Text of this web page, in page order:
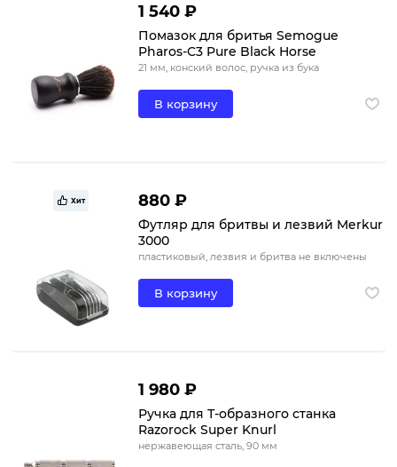
1 540 ₽
Помазок для бритья Semogue
Pharos-C3 Pure Black Horse
21 мм, конский волос, ручка из бука
В корзину
Хит 880 ₽
Футляр для бритвы и лезвий Merkur
3000
пластиковый, лезвия и бритва не включены
В корзину
1 980 ₽
Ручка для Т-образного станка ​
Razorock Super Knurl
нержавеющая сталь, 90 мм